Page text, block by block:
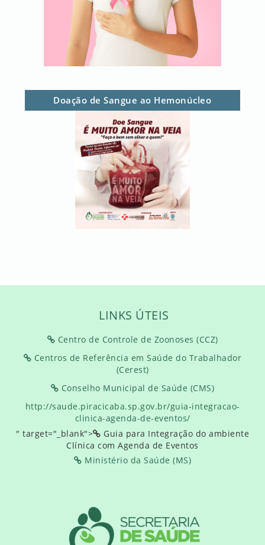
Doação de Sangue ao Hemonúcleo
LINKS ÚTEIS
Centro de Controle de Zoonoses (CCZ)
Centros de Referência em Saúde do Trabalhador
(Cerest)
Conselho Municipal de Saúde (CMS)
http://saude.piracicaba.sp.gov.br/guia-integracao-
clinica-agenda-de-eventos/
" target="_blank">
Guia para Integração do ambiente
Clínica com Agenda de Eventos
Ministério da Saúde (MS)